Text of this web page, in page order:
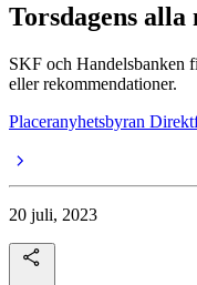
Torsdagens
SKF och Handelsbanken
eller rekommendationer.
Placeranyhetsbyran
20 juli, 2023